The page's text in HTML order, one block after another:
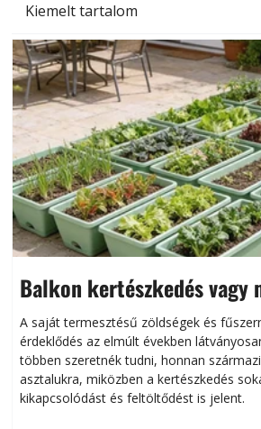
Kiemelt tartalom
Balkon kertészkedés vagy
Helytakarékos
A saját termesztésű zöldségek és
érdeklődés az elmúlt években
többen szeretnék tudni, honnan
asztalukra, miközben a kertészkedés
kikapcsolódást és feltöltődést is jelent.